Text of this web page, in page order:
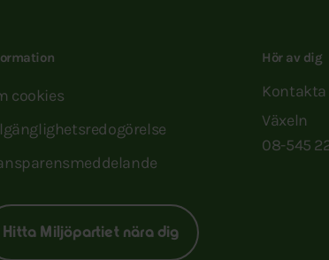
cookies
Hitta Miljöpartiet nära dig
Hör av dig
Kontakta
Växeln
08-545